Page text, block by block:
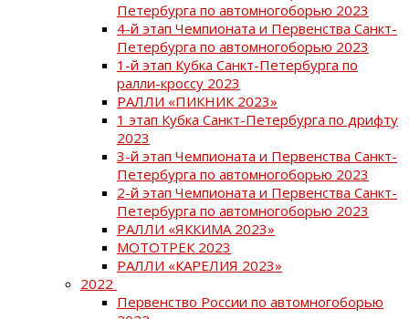
Петербурга по автомногоборью 2023
4-й этап Чемпионата и Первенства Санкт-
Петербурга по автомногоборью 2023
1-й этап Кубка Санкт-Петербурга по
ралли-кроссу 2023
РАЛЛИ «ПИКНИК 2023»
1 этап Кубка Санкт-Петербурга по дрифту
2023
3-й этап Чемпионата и Первенства Санкт-
Петербурга по автомногоборью 2023
2-й этап Чемпионата и Первенства Санкт-
Петербурга по автомногоборью 2023
РАЛЛИ «ЯККИМА 2023»
МОТОТРЕК 2023
РАЛЛИ «КАРЕЛИЯ 2023»
2022
Первенство России по автомногоборью